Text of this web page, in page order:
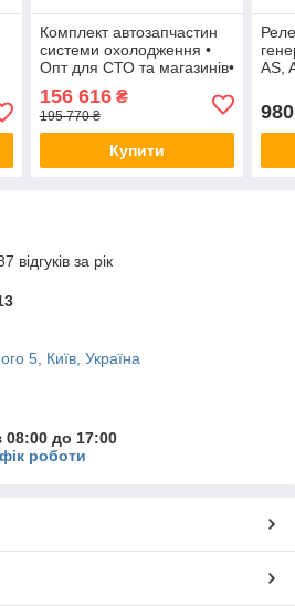
Комплект автозапчастин
системи охолодження •
Опт для СТО та магазинів•
Складські залишки
156 616₴
195 770 ₴
Купити
AS,
980
відгуків за рік
5, Київ, Україна
08:00 до 17:00
роботи